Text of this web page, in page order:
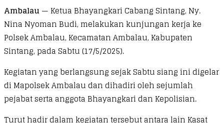
Ambalau — Ketua Bhayangkari Cabang Sintang, Ny.
Nina Nyoman Budi, melakukan kunjungan kerja ke
Polsek Ambalau, Kecamatan Ambalau, Kabupaten
Sintang, pada Sabtu (17/5/2025).
Kegiatan yang berlangsung sejak Sabtu siang ini digelar
di Mapolsek Ambalau dan dihadiri oleh sejumlah
pejabat serta anggota Bhayangkari dan Kepolisian.
Turut hadir dalam kegiatan tersebut antara lain Kasat